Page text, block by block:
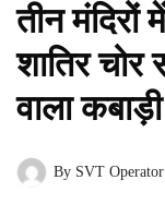
तीन मंदिरों
शातिर चोर
वाला
By SVT Operator